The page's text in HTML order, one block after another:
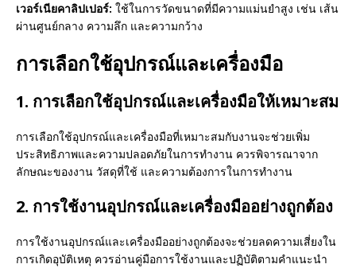
เวอร์เนียคาลิปเปอร์: ใช้ในการวัดขนาดที่มีความแม่นยำสูง เช่น เส้น
ผ่านศูนย์กลาง ความลึก และความกว้าง
การเลือกใช้อุปกรณ์และเครื่องมือ
1. การเลือกใช้อุปกรณ์และเครื่องมือให้เหมาะสม
การเลือกใช้อุปกรณ์และเครื่องมือที่เหมาะสมกับงานจะช่วยเพิ่ม
ประสิทธิภาพและความปลอดภัยในการทำงาน ควรพิจารณาจาก
ลักษณะของงาน วัสดุที่ใช้ และความต้องการในการทำงาน
2. การใช้งานอุปกรณ์และเครื่องมืออย่างถูกต้อง
การใช้งานอุปกรณ์และเครื่องมืออย่างถูกต้องจะช่วยลดความเสี่ยงใน
การเกิดอุบัติเหตุ ควรอ่านคู่มือการใช้งานและปฏิบัติตามคำแนะนำ